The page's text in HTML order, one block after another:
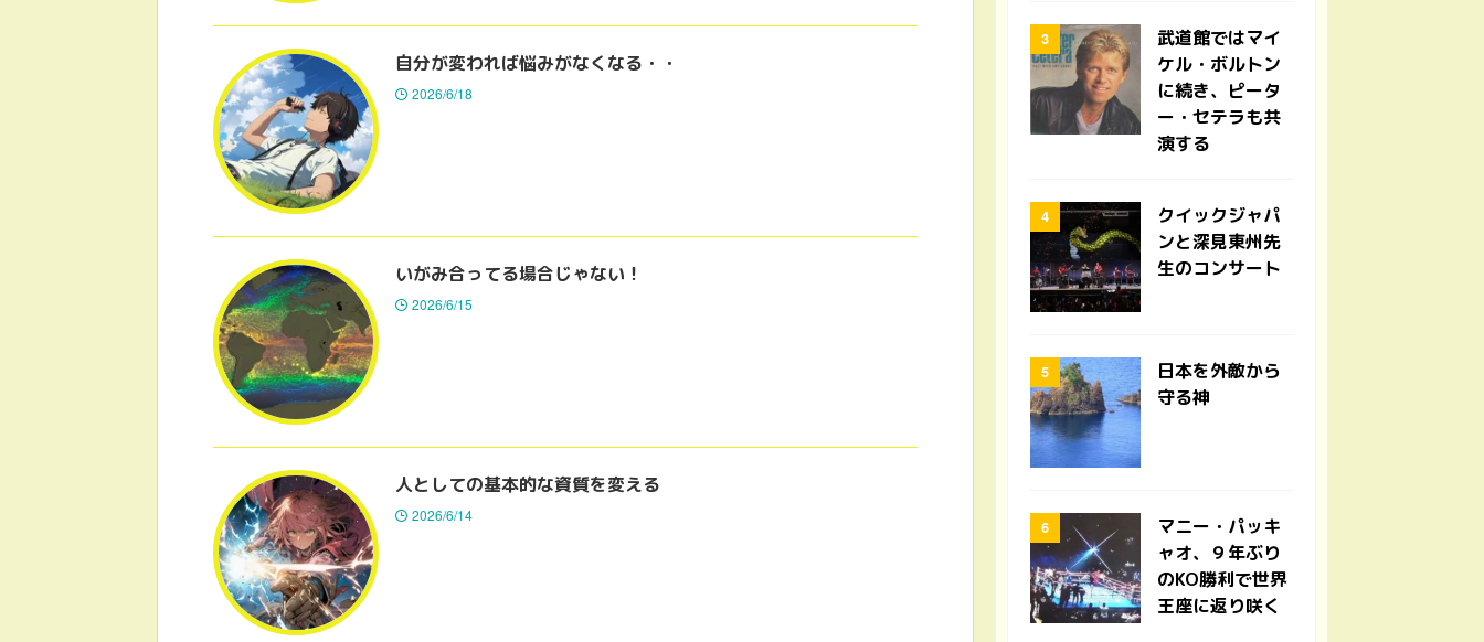
自分が変われば悩みがなくなる・・
2026/6/18
いがみ合ってる場合じゃない！
2026/6/15
人としての基本的な資質を変える
2026/6/14
武道館ではマイ
ケル・ボルトン
に続き、ピータ
ー・セテラも共
演する
クイックジャパ
ンと深見東州先
生のコンサート
日本を外敵から
守る神
マニー・パッキ
ャオ、９年ぶり
のKO勝利で世界
王座に返り咲く